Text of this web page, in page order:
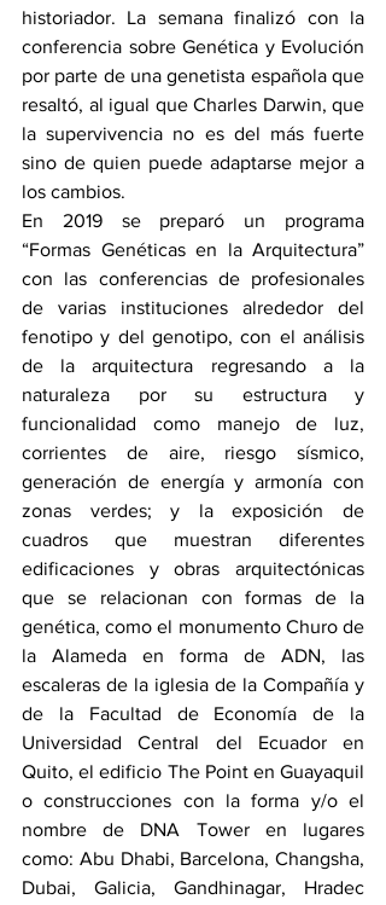
historiador. La semana finalizó con la
conferencia sobre Genética y Evolución
por parte de una genetista española que
resaltó, al igual que Charles Darwin, que
la supervivencia no es del más fuerte
sino de quien puede adaptarse mejor a
los cambios.
En 2019 se preparó un programa
“Formas Genéticas en la Arquitectura”
con las conferencias de profesionales
de varias instituciones alrededor del
fenotipo y del genotipo, con el análisis
de la arquitectura regresando a la
naturaleza por su estructura y
funcionalidad como manejo de luz,
corrientes de aire, riesgo sísmico,
generación de energía y armonía con
zonas verdes; y la exposición de
cuadros que muestran diferentes
edificaciones y obras arquitectónicas
que se relacionan con formas de la
genética, como el monumento Churo de
la Alameda en forma de ADN, las
escaleras de la iglesia de la Compañía y
de la Facultad de Economía de la
Universidad Central del Ecuador en
Quito, el edificio The Point en Guayaquil
o construcciones con la forma y/o el
nombre de DNA Tower en lugares
como: Abu Dhabi, Barcelona, Changsha,
Dubai, Galicia, Gandhinagar, Hradec